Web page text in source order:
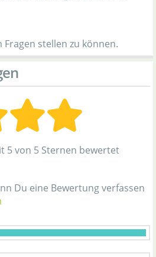
stellen zu können.
5 von 5 Sternen bewertet
Du eine Bewertung verfassen